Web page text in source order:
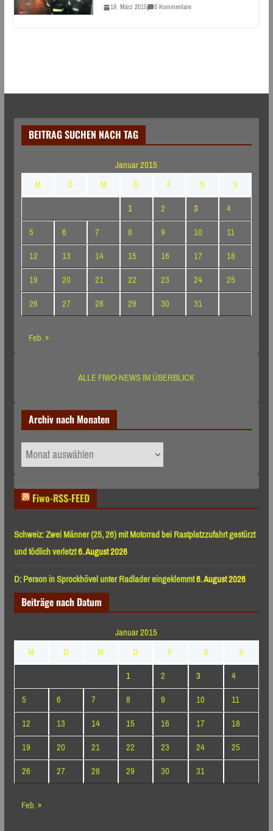
19. März 2015 0 Kommentare
BEITRAG SUCHEN NACH TAG
Januar 2015
M
D M D F S
S
1
2 3
4
5
6 7 8 9 10
11
12
13 14 15 16 17
18
19
20 21 22 23 24
25
26
27 28 29 30
31
Feb. »
ALLE FIWO-NEWS IM ÜBERBLICK
Archiv nach Monaten
Archiv
nach
Fiwo-RSS-FEED
Schweiz: Zwei Männer (25, 26) mit Motorrad bei Rastplatzzufahrt gestürzt
und tödlich verletzt6. August 2026
D: Person in Sprockhövel unter Radlader eingeklemmt6. August 2026
Beiträge nach Datum
Januar 2015
M
D M D F S
S
1
2 3
4
5
6 7 8 9 10
11
12
13 14 15 16 17
18
19
20 21 22 23 24
25
26
27 28 29 30
31
Feb. »